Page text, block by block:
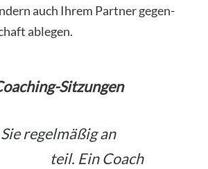
auch Ihrem Part­ner gegen­
able­gen.
Sit­zun­gen
regel­mä­ßig an
teil. Ein Coach